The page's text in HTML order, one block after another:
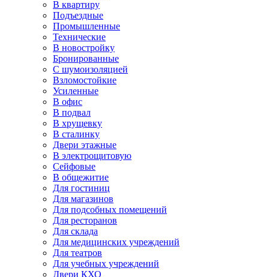
В квартиру
Подъездные
Промышленные
Технические
В новостройку
Бронированные
С шумоизоляцией
Взломостойкие
Усиленные
В офис
В подвал
В хрущевку
В сталинку
Двери этажные
В электрощитовую
Сейфовые
В общежитие
Для гостиниц
Для магазинов
Для подсобных помещений
Для ресторанов
Для склада
Для медицинских учреждений
Для театров
Для учебных учреждений
Двери КХО